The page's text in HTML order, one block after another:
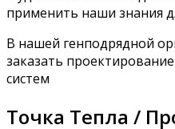
применить наши знания
В нашей генподрядной
заказать
систем
Точка Тепла /